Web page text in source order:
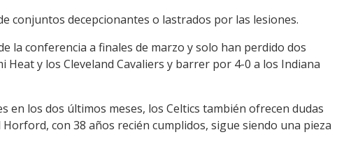
conjuntos decepcionantes o lastrados por las lesiones.
la conferencia a finales de marzo y solo han perdido dos
y los Cleveland Cavaliers y barrer por 4-0 a los Indiana
los dos últimos meses, los Celtics también ofrecen dudas
con 38 años recién cumplidos, sigue siendo una pieza